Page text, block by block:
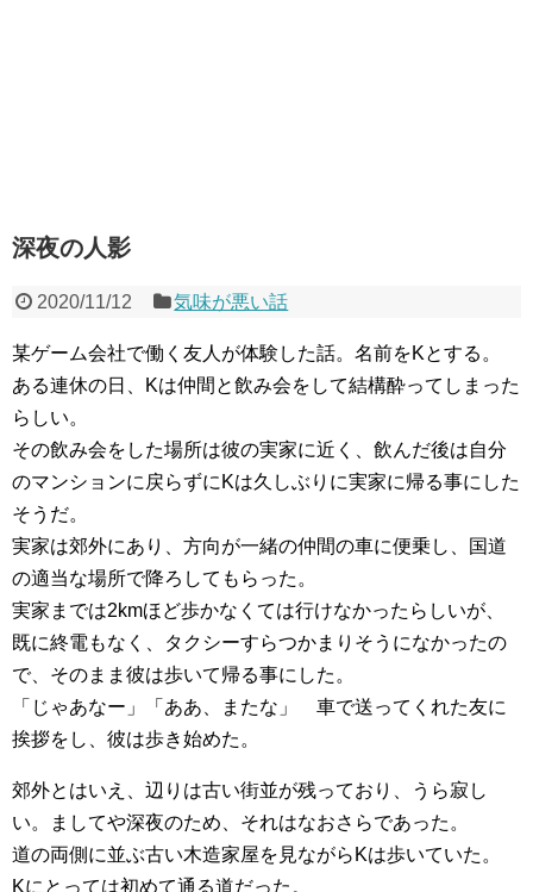
深夜の人影
2020/11/12 気味が悪い話
某ゲーム会社で働く友人が体験した話。名前をKとする。
ある連休の日、Kは仲間と飲み会をして結構酔ってしまった
らしい。
その飲み会をした場所は彼の実家に近く、飲んだ後は自分
のマンションに戻らずにKは久しぶりに実家に帰る事にした
そうだ。
実家は郊外にあり、方向が一緒の仲間の車に便乗し、国道
の適当な場所で降ろしてもらった。
実家までは2kmほど歩かなくては行けなかったらしいが、
既に終電もなく、タクシーすらつかまりそうになかったの
で、そのまま彼は歩いて帰る事にした。
「じゃあなー」「ああ、またな」 車で送ってくれた友に
挨拶をし、彼は歩き始めた。
郊外とはいえ、辺りは古い街並が残っており、うら寂し
い。ましてや深夜のため、それはなおさらであった。
道の両側に並ぶ古い木造家屋を見ながらKは歩いていた。
Kにとっては初めて通る道だった。